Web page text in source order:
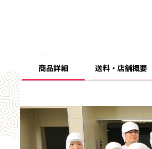
商品詳細 送料・店舗概要